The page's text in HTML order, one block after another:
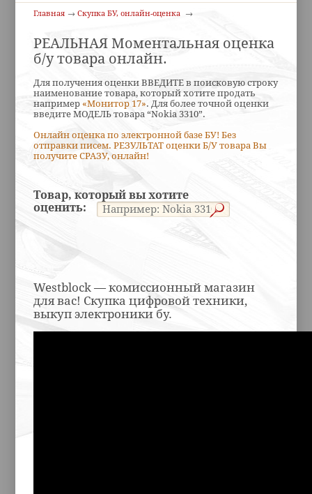
Главная Скупка БУ, онлайн-оценка
РЕАЛЬНАЯ Моментальная оценка
б/у товара онлайн.
Для получения оценки ВВЕДИТЕ в поисковую строку
наименование товара, который хотите продать
например«Монитор 17». Для более точной оценки
введите МОДЕЛЬ товара “Nokia 3310”.
Онлайн оценка по электронной базе БУ! Без
отправки писем. РЕЗУЛЬТАТ оценки Б/У товара Вы
получите СРАЗУ, онлайн!
Товар, который вы хотите
оценить:
Westblock — комиссионный магазин
для вас! Скупка цифровой техники,
выкуп электроники бу.